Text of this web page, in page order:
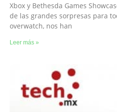
Xbox y Bethesda Games
de las grandes sorpresas para
overwatch, nos han
Leer más »